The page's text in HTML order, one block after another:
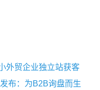
外贸企业独立站获客
布：为B2B询盘而生